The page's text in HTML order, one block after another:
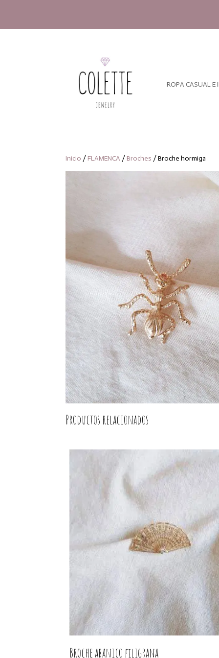
ROPA CASUAL E
Inicio / FLAMENCA / Broches / Broche hormiga
Productos relacionados
Broche abanico filigrana